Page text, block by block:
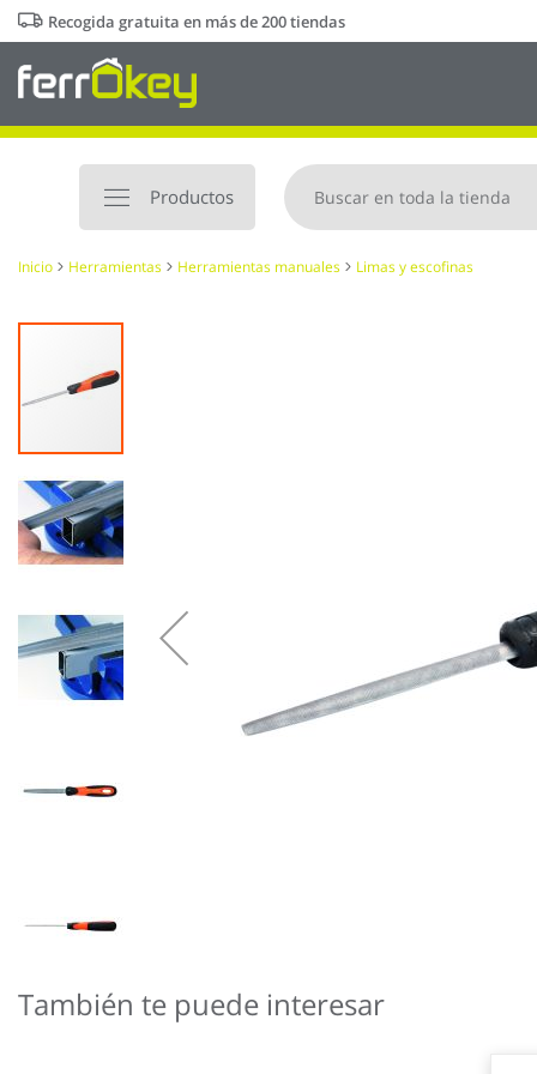
Ir
al
contenido
Recogida gratuita en más de 200 tiendas
Productos
Inicio Herramientas Herramientas manuales Limas y escofinas
Saltar
de
galería
de
imágenes
al
comienzo
También te puede interesar